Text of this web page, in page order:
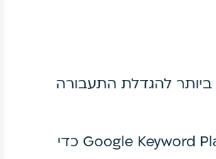
ביותר להגדלת התעבורה
השתמשו בכלים כמו Google Keyword Planner כדי